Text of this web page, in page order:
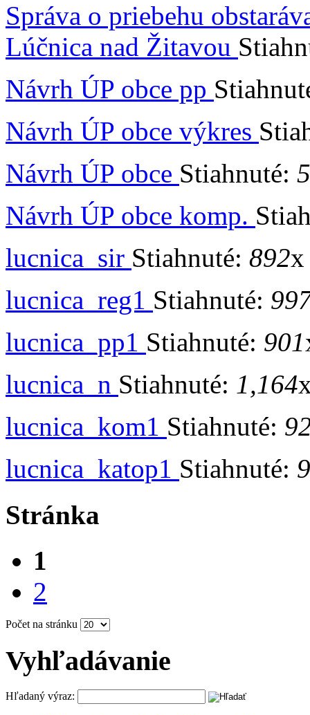
Správa o priebehu
Lúčnica nad Žitavou
Návrh ÚP obce pp
Návrh ÚP obce výkres
Návrh ÚP obce Stiahnuté:
Návrh ÚP obce komp.
lucnica_sir Stiahnuté: 892
lucnica_reg1 Stiahnuté:
lucnica_pp1 Stiahnuté: 901
lucnica_n Stiahnuté: 1,164
lucnica_kom1 Stiahnuté:
lucnica_katop1 Stiahnuté:
Stránka
1
2
Počet na stránku
Vyhľadávanie
Hľadaný výraz: